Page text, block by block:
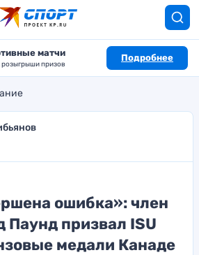
матчи
призов
Подробнее
ошибка»: член
призвал ISU
медали Канаде